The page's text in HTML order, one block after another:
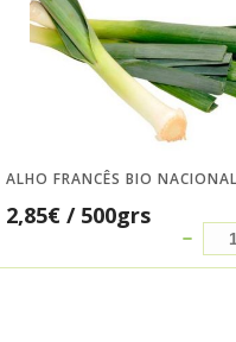
ALHO FRANCÊS BIO NACIONAL
2,85€ / 500grs